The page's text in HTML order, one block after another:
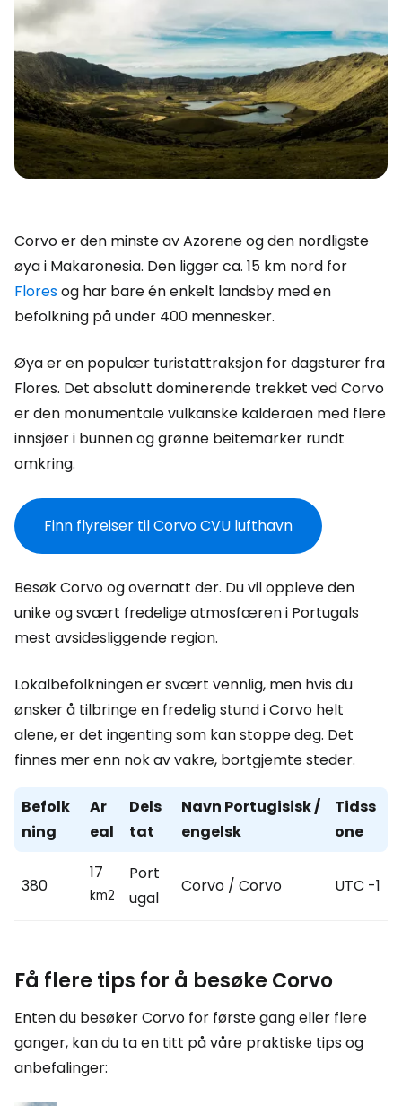
Corvo er den minste av Azorene og den nordligste
øya i Makaronesia. Den ligger ca. 15 km nord for
Floresog har bare én enkelt landsby med en
befolkning på under 400 mennesker.
Øya er en populær turistattraksjon for dagsturer fra
Flores. Det absolutt dominerende trekket ved Corvo
er den monumentale vulkanske kalderaen med flere
innsjøer i bunnen og grønne beitemarker rundt
omkring.
Finn flyreiser til Corvo CVU lufthavn
Besøk Corvo og overnatt der. Du vil oppleve den
unike og svært fredelige atmosfæren i Portugals
mest avsidesliggende region.
Lokalbefolkningen er svært vennlig, men hvis du
ønsker å tilbringe en fredelig stund i Corvo helt
alene, er det ingenting som kan stoppe deg. Det
finnes mer enn nok av vakre, bortgjemte steder.
Befolk
ning
Ar
eal
Dels
tat
Navn Portugisisk /
engelsk
Tidss
one
380
17
km2
Port
ugal
Corvo / Corvo UTC -1
Få flere tips for å besøke Corvo
Enten du besøker Corvo for første gang eller flere
ganger, kan du ta en titt på våre praktiske tips og
anbefalinger: